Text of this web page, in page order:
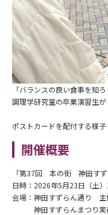
「バランスの良い食事を
調理学研究室の卒業演習生
ポストカードを配付する様子
開催概要
「第37回 本の街 神田すず
日時：2026年5月23日（土
会場：神田すずらん通り 主
神田すずらんまつり実